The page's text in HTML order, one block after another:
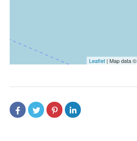
Leaflet | Map data ©